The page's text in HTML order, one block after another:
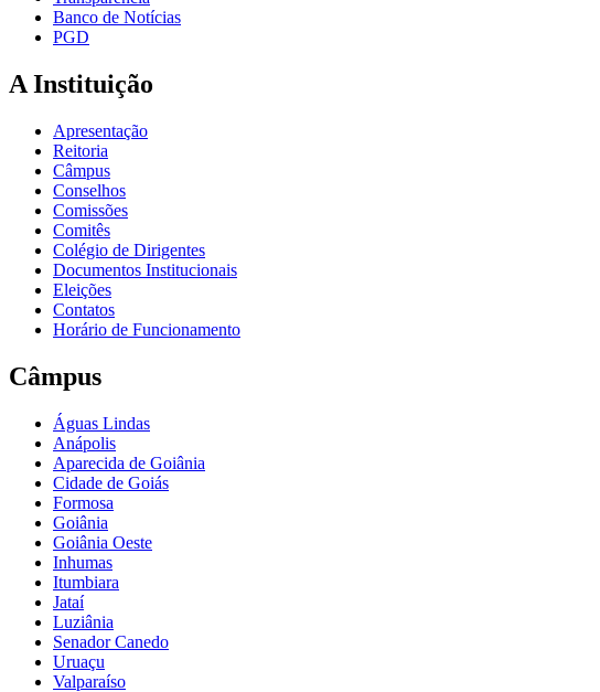
Banco de Notícias
PGD
A Instituição
Apresentação
Reitoria
Câmpus
Conselhos
Comissões
Comitês
Colégio de Dirigentes
Documentos Institucionais
Eleições
Contatos
Horário de Funcionamento
Câmpus
Águas Lindas
Anápolis
Aparecida de Goiânia
Cidade de Goiás
Formosa
Goiânia
Goiânia Oeste
Inhumas
Itumbiara
Jataí
Luziânia
Senador Canedo
Uruaçu
Valparaíso